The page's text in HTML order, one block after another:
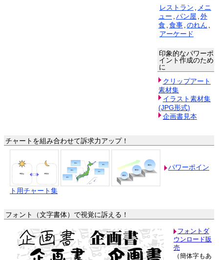
レストラン
メニ
ュー パン屋 外
食 食事 のれん
アーケード
印象的なパワーポ
イント作成のため
に
クリップアート
素材集
イラスト素材集
(JPG形式)
企画書見本
チャートを組み合わせて訴求力アップ！
パワーポイン
ト用チャート集
フォント（文字書体）で視覚に訴える！
フォントダ
ウンロード販
売
（簡体字もあ